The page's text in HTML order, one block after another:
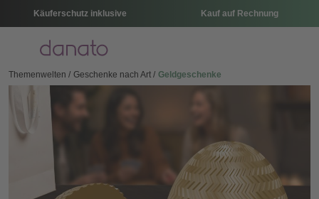
Käuferschutz inklusive Kauf auf Rechnung
Menü
Themenwelten Geschenke nach Art Geldgeschenke